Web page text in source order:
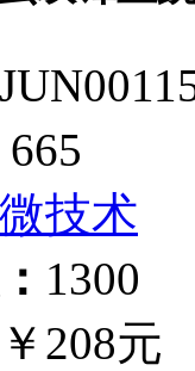
665
微技术
1300
￥208元